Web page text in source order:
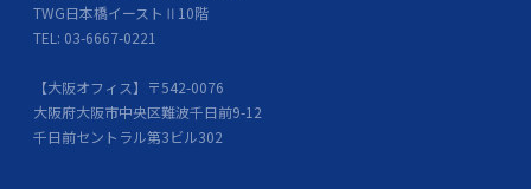
TWG日本橋イーストⅡ10階
TEL: 03-6667-0221
【大阪オフィス】〒542-0076
大阪府大阪市中央区難波千日前9-12
千日前セントラル第3ビル302